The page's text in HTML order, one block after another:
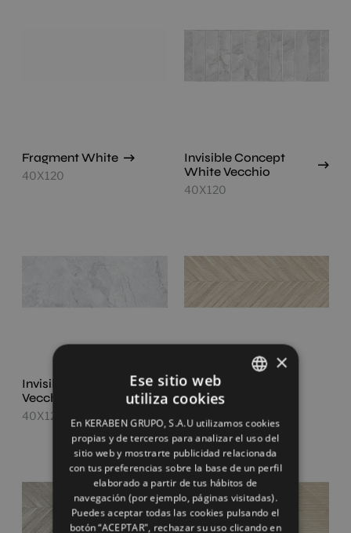
Fragment White
40X120
Invisible Concept
White Vecchio
40X120
Invisible White
Vecchio
40X120
Khan Art Cream
40X120
ENGLISH
FRENCH
GERMAN
×
Ese sitio web
utiliza cookies
En KERABEN GRUPO, S.A.U utilizamos cookies
propias y de terceros para analizar el uso del
sitio web y mostrarte publicidad relacionada
con tus preferencias sobre la base de un perfil
elaborado a partir de tus hábitos de
navegación (por ejemplo, páginas visitadas).
Puedes aceptar todas las cookies pulsando el
botón “ACEPTAR", rechazar su uso clicando en